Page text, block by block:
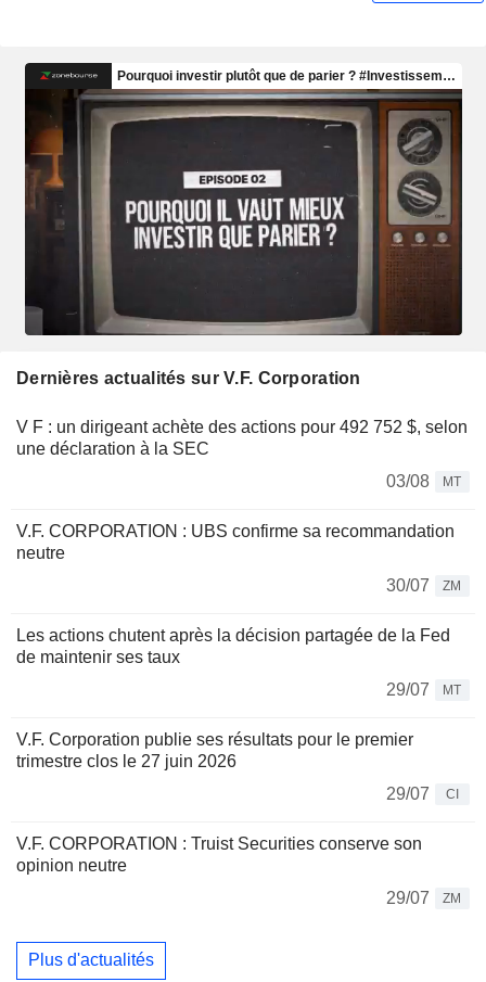
Dernières actualités sur V.F. Corporation
V F : un dirigeant achète des actions pour 492 752 $, selon
une déclaration à la SEC
03/08
MT
V.F. CORPORATION : UBS confirme sa recommandation
neutre
30/07
ZM
Les actions chutent après la décision partagée de la Fed
de maintenir ses taux
29/07
MT
V.F. Corporation publie ses résultats pour le premier
trimestre clos le 27 juin 2026
29/07
CI
V.F. CORPORATION : Truist Securities conserve son
opinion neutre
29/07
ZM
Plus d'actualités